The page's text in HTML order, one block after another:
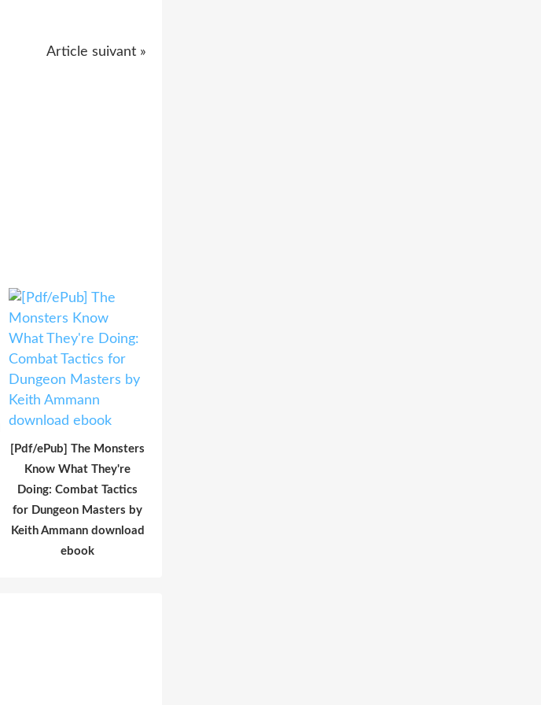
Article suivant »
[Pdf/ePub] The Monsters
Know What They're
Doing: Combat Tactics
for Dungeon Masters by
Keith Ammann download
ebook